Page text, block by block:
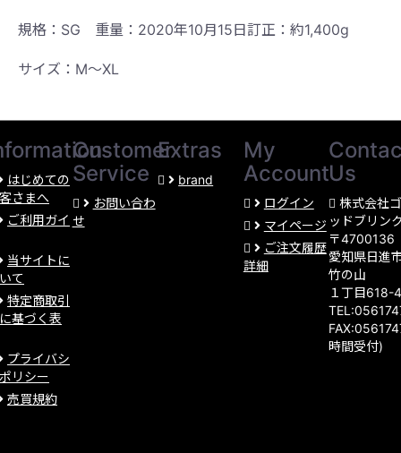
規格：SG 重量：2020年10月15日訂正：約1,400g
サイズ：M〜XL
はじめての
さまへ
ご利用ガイ
当サイトに
て
特定商取引
基づく表
プライバシ
リシー
売買規約
Customer
Service
お問い合わ
せ
Extras
brand
My
Account
ログイン
マイページ
ご注文履歴
詳細
Us
株式会社
ッドブリン
〒4700136
愛知県日進
竹の山
１丁目618-
時間受付)